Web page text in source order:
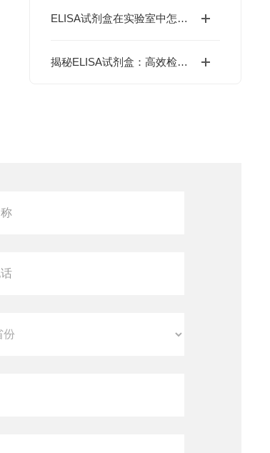
ELISA试剂盒在实验室中怎么用
揭秘ELISA试剂盒：高效检测生物分子的奥秘